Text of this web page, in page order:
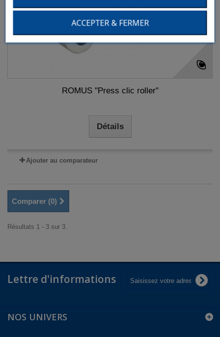
ROMUS "Press clic roller"
Détails
Ajouter au comparateur
Comparer (0)
Résultats 1 - 3 sur 3.
Lettre d'informations
NOS UNIVERS
ACCEPTER & FERMER